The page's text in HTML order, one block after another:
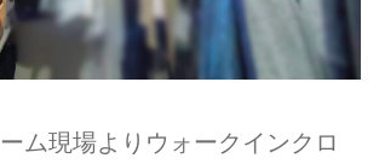
ム現場よりウォークインクロ